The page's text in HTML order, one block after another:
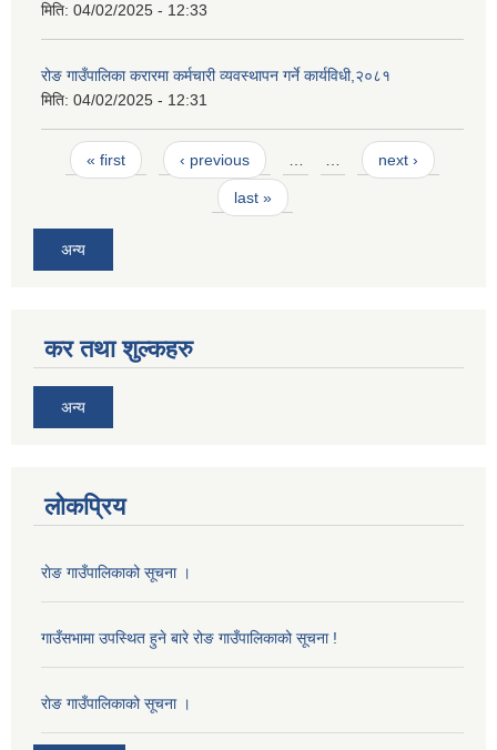
मिति: 04/02/2025 - 12:33
रोङ गाउँपालिका करारमा कर्मचारी व्यवस्थापन गर्ने कार्यविधी,२०८१
मिति: 04/02/2025 - 12:31
Pages
« first ‹ previous … … next ›
last »
अन्य
कर तथा शुल्कहरु
अन्य
लोकप्रिय
राेङ गाउँपालिकाको सूचना ।
गाउँसभामा उपस्थित हुने बारे रोङ गाउँपालिकाको सूचना !
राेङ गाउँपालिकाको सूचना ।